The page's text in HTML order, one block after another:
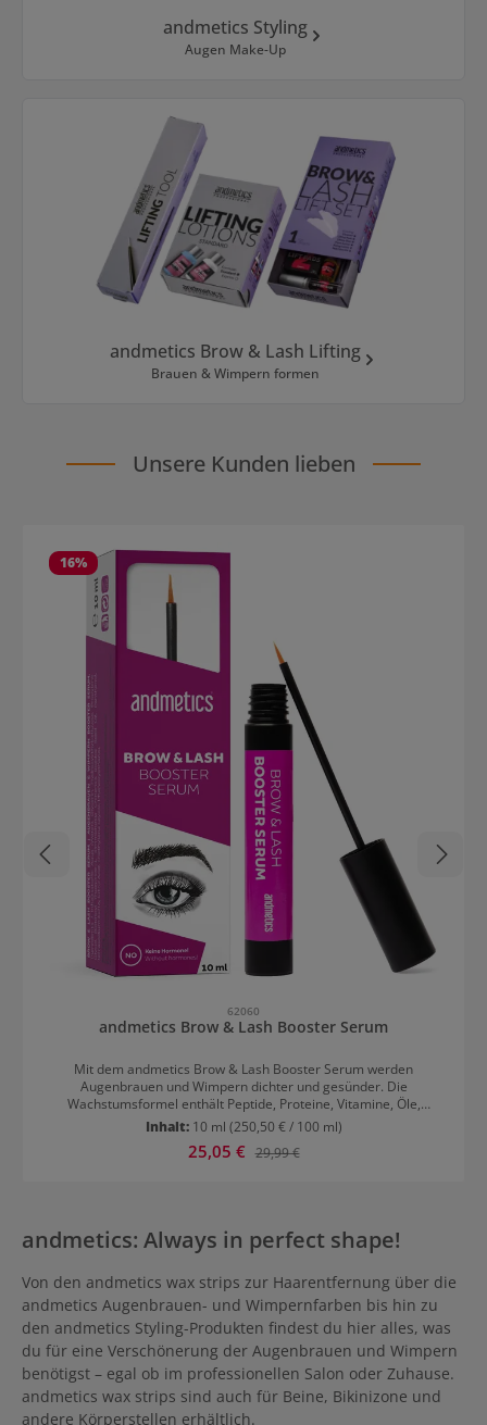
andmetics Styling
Augen Make-Up
andmetics Brow & Lash Lifting
Brauen & Wimpern formen
Unsere Kunden lieben
16%
62060
andmetics Brow & Lash Booster Serum
Mit dem andmetics Brow & Lash Booster Serum werden
Augenbrauen und Wimpern dichter und gesünder. Die
Wachstumsformel enthält Peptide, Proteine, Vitamine, Öle,
Aminosäuren und weitere hochwertige Inhaltsstoffe, die die Haare
stärken. Das Serum ist außerdem sanft zur Haut. Bei einer
regelmäßigen, konsequenten Anwendung morgens und abends
Inhalt: 10 ml (250,50 € / 100 ml)
Verkaufspreis:
25,05 € Regulärer Preis:
29,99 €
andmetics: Always in perfect shape!
Von den andmetics wax strips zur Haarentfernung über die
andmetics Augenbrauen- und Wimpernfarben bis hin zu
den andmetics Styling-Produkten findest du hier alles, was
du für eine Verschönerung der Augenbrauen und Wimpern
benötigst – egal ob im professionellen Salon oder Zuhause.
andmetics wax strips sind auch für Beine, Bikinizone und
andere Körperstellen erhältlich.